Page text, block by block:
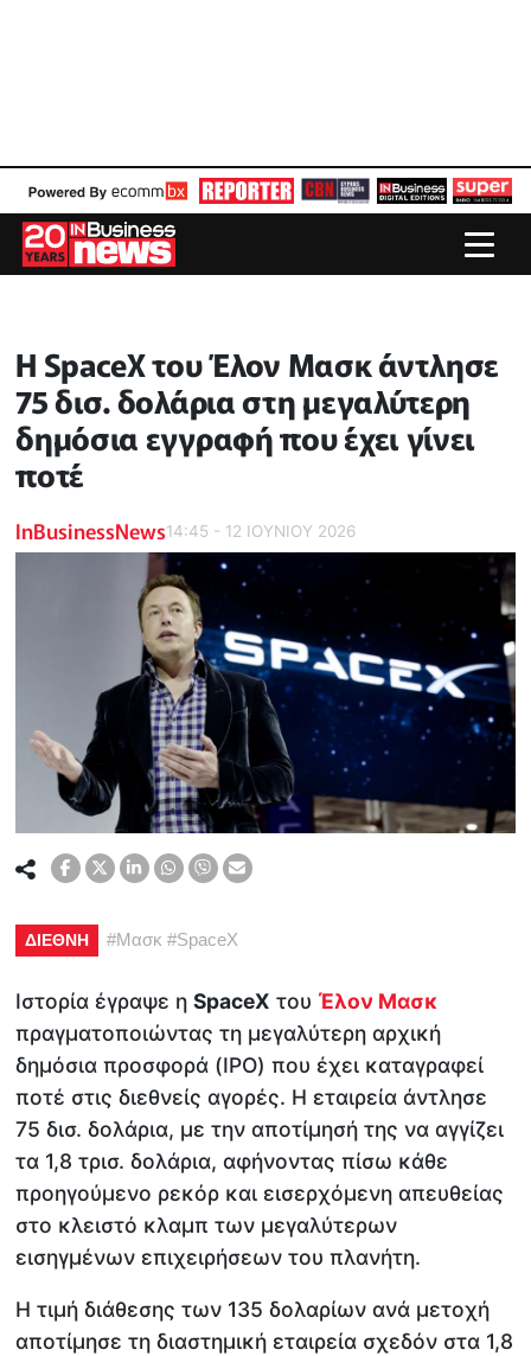
Η SpaceX του Έλον Μασκ άντλησε
75 δισ. δολάρια στη μεγαλύτερη
δημόσια εγγραφή που έχει γίνει
ποτέ
InBusinessNews14:45 - 12 ΙΟΥΝΙΟΥ 2026
ΔΙΕΘΝΗ #Μασκ #SpaceX
Ιστορία έγραψε ηSpaceX του Έλον Μασκ
πραγματοποιώντας τη μεγαλύτερη αρχική
δημόσια προσφορά (IPO) που έχει καταγραφεί
ποτέ στις διεθνείς αγορές. Η εταιρεία άντλησε
75 δισ. δολάρια, με την αποτίμησή της να αγγίζει
τα 1,8 τρισ. δολάρια, αφήνοντας πίσω κάθε
προηγούμενο ρεκόρ και εισερχόμενη απευθείας
στο κλειστό κλαμπ των μεγαλύτερων
εισηγμένων επιχειρήσεων του πλανήτη.
Η τιμή διάθεσης των 135 δολαρίων ανά μετοχή
αποτίμησε τη διαστημική εταιρεία σχεδόν στα 1,8